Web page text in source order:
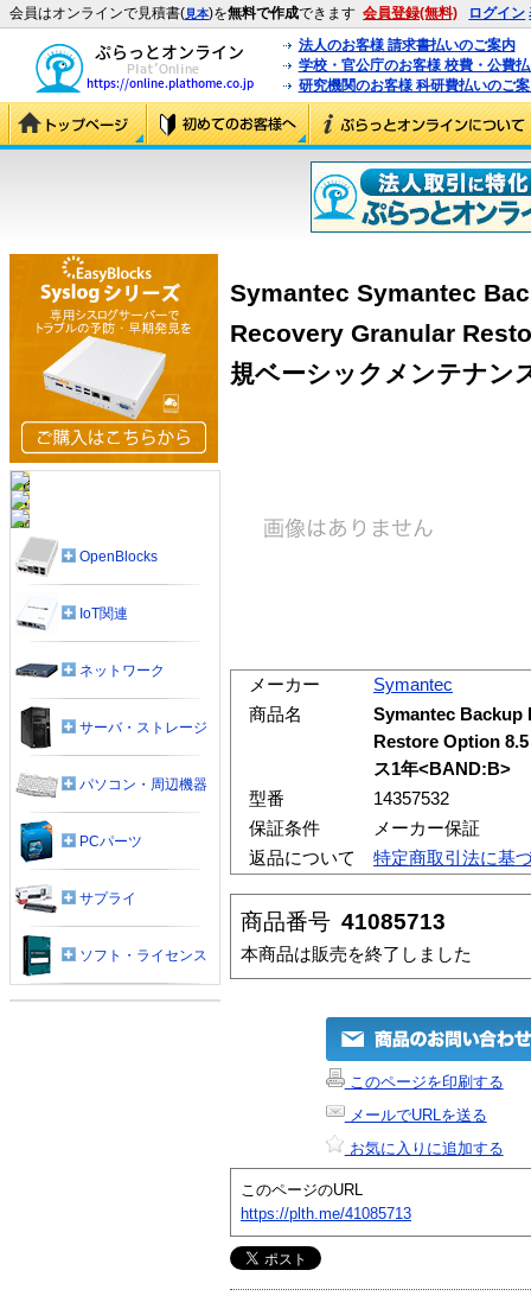
会員はオンラインで見積書(見本)を無料で作成できます 会員登録(無料) ログイン
法人のお客様 請求書払いのご案内
学校・官公庁のお客様 校費・公費
研究機関のお客様 科研費払いのご
Symantec Symantec
Recovery Granular
規ベーシックメンテナン
メーカー
Symantec
商品名
Symantec Backup
Restore Option
ス1年<BAND:B>
型番
14357532
保証条件
メーカー保証
返品について
特定商取引法に基
商品番号 41085713
本商品は販売を終了しました
このページを印刷する
メールでURLを送る
お気に入りに追加する
このページのURL
https://plth.me/41085713
OpenBlocks
IoT関連
ネットワーク
サーバ・ストレージ
パソコン・周辺機器
PCパーツ
サプライ
ソフト・ライセンス